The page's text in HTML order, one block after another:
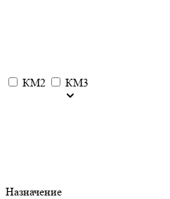
КМ2 КМ3
Назначение